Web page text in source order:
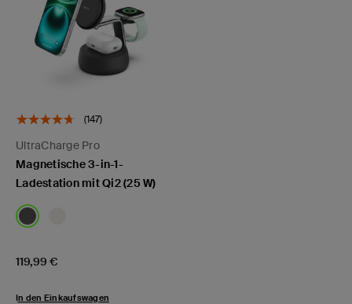
(147)
UltraCharge Pro
Magnetische 3-in-1-
Ladestation mit Qi2 (25 W)
Price:
119,99 €
In den Einkaufswagen